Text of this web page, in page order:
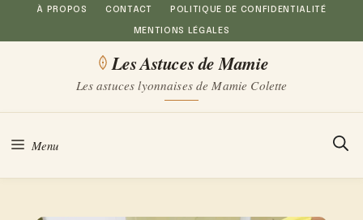
Aller
au
À PROPOS CONTACT POLITIQUE DE CONFIDENTIALITÉ
MENTIONS LÉGALES
Les Astuces de Mamie
Les astuces lyonnaises de Mamie Colette
Menu